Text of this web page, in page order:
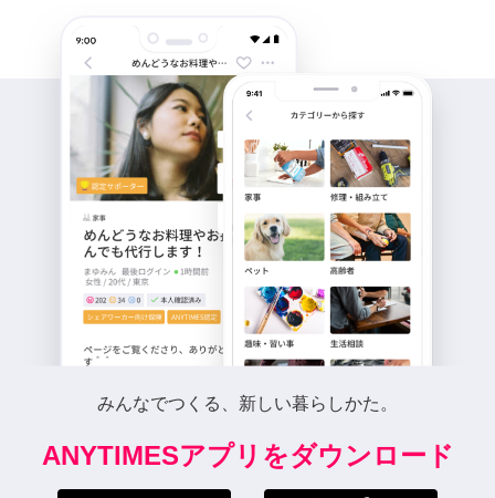
みんなでつくる、新しい暮らしかた。
ANYTIMESアプリをダウンロード